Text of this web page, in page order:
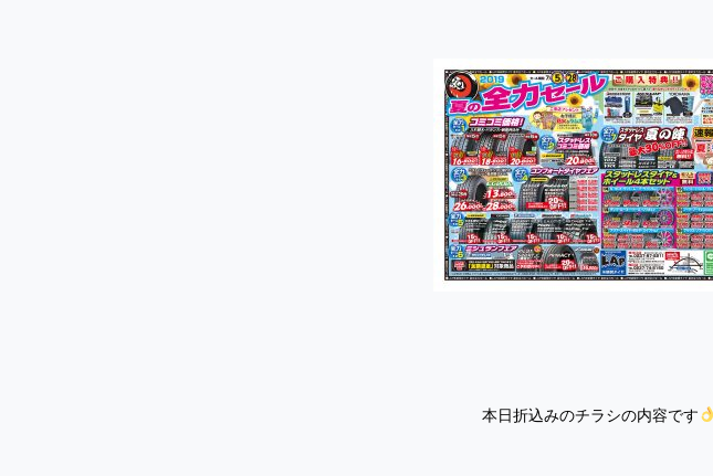
本日折込みのチラシの内容です